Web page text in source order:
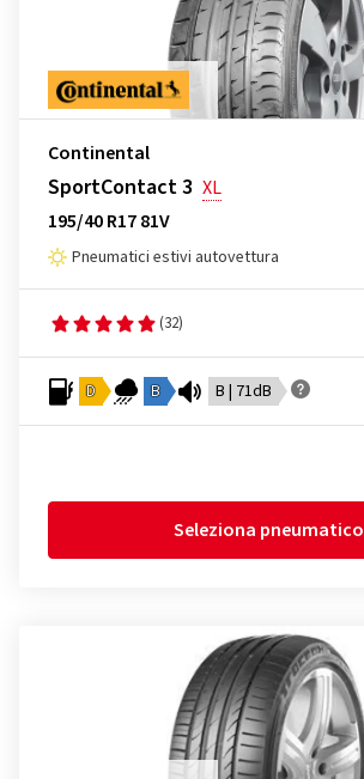
Continental
SportContact 3 XL
195/40 R17 81V
Pneumatici estivi autovettura
(32)
D B B | 71dB
Seleziona pneumatico